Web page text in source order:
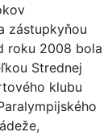
zástupkyňou
roku 2008 bola
Strednej
klubu